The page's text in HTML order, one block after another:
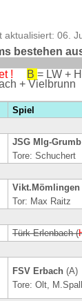
aktualisiert: 06.
bestehen
! B = LW +
+
Spiel
JSG Mlg-
Tore: Schuchert
Vikt.Mömlingen
Tor: Max Raitz
Türk Erlenbach (
FSV Erbach (A)
Tore: Olt,